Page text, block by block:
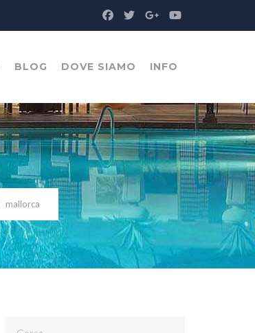
BLOG DOVE SIAMO INFO
mallorca